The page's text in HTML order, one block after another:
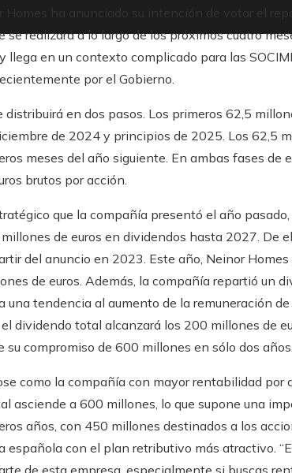
ha anunciado su intención de votar el
realizará a lo largo de los próximos cuatro
en un contexto complicado para las
por el Gobierno.
en dos pasos. Los primeros 62,5
de 2024 y principios de 2025. Los 62,5
meses del año siguiente. En ambas fases de
brutos por acción.
que la compañía presentó el año pasado,
de euros en dividendos hasta 2027. De
del anuncio en 2023. Este año, Neinor
de euros. Además, la compañía repartió un
una tendencia al aumento de la remuneración
dividendo total alcanzará los 200 millones de
compromiso de 600 millones en sólo dos años.
como la compañía con mayor rentabilidad por
asciende a 600 millones, lo que supone una
años, con 450 millones destinados a los
con el plan retributivo más atractivo.